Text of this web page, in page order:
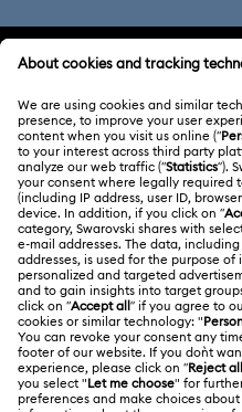
ATENCIÓN AL CLIENTE
Información general del
Saldo de la tarjeta regalo
Estado de la reparación
Contacto
Guía de tamaños
Buscador de tiendas
ACERCA DE NOSOTROS
Acerca de Swarovski
Trabaja con nosotros
Alumni Community
Para profesionales
CONDICIONES LEGALES
Condiciones De Uso
Terminos & Condiciones
Otros
English
Deutsch